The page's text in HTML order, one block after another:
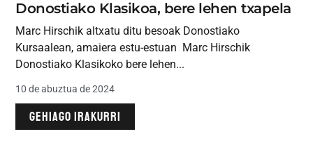
Donostiako Klasikoa, bere lehen txapela
Marc Hirschik altxatu ditu besoak Donostiako
Kursaalean, amaiera estu-estuan Marc Hirschik
Donostiako Klasikoko bere lehen...
10 de abuztua de 2024
GEHIAGO IRAKURRI